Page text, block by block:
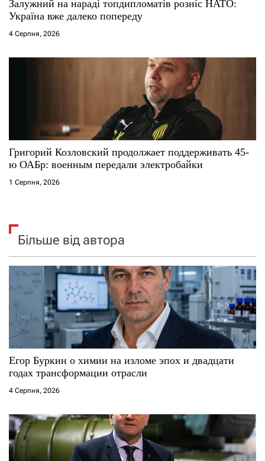
Залужний на нараді топдипломатів розніс НАТО:
Україна вже далеко попереду
4 Серпня, 2026
Григорий Козловский продолжает поддерживать 45-
ю ОАБр: военным передали электробайки
1 Серпня, 2026
Більше від автора
Егор Буркин о химии на изломе эпох и двадцати
годах трансформации отрасли
4 Серпня, 2026